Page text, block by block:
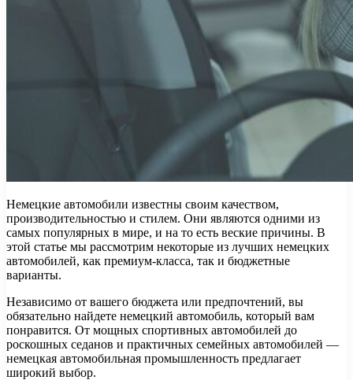
Немецкие автомобили известны своим качеством,
производительностью и стилем. Они являются одними из
самых популярных в мире, и на то есть веские причины. В
этой статье мы рассмотрим некоторые из лучших немецких
автомобилей, как премиум-класса, так и бюджетные
варианты.
Независимо от вашего бюджета или предпочтений, вы
обязательно найдете немецкий автомобиль, который вам
понравится. От мощных спортивных автомобилей до
роскошных седанов и практичных семейных автомобилей —
немецкая автомобильная промышленность предлагает
широкий выбор.